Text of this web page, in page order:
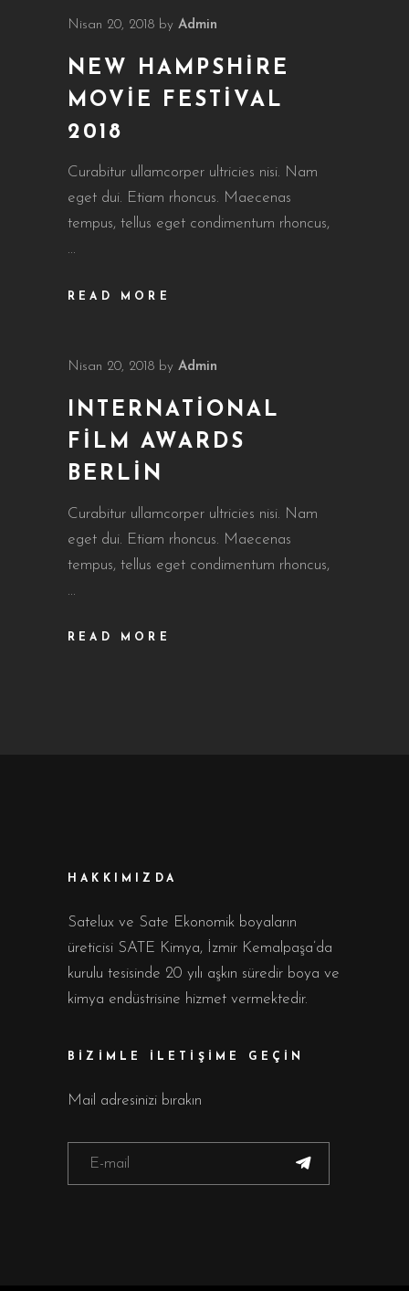
Nisan 20, 2018 by Admin
NEW HAMPSHIRE
MOVIE FESTIVAL
2018
Curabitur ullamcorper ultricies nisi. Nam
eget dui. Etiam rhoncus. Maecenas
tempus, tellus eget condimentum rhoncus,
READ MORE
Nisan 20, 2018 by Admin
INTERNATIONAL
FILM AWARDS
BERLIN
Curabitur ullamcorper ultricies nisi. Nam
eget dui. Etiam rhoncus. Maecenas
tempus, tellus eget condimentum rhoncus,
READ MORE
HAKKIMIZDA
Satelux ve Sate Ekonomik boyaların
üreticisi SATE Kimya, İzmir Kemalpaşa’da
kurulu tesisinde 20 yılı aşkın süredir boya ve
kimya endüstrisine hizmet vermektedir.
BİZİMLE İLETİŞİME GEÇİN
Mail adresinizi bırakın